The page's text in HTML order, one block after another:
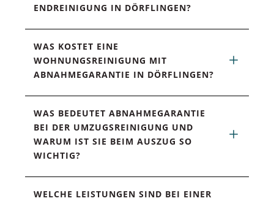
ENDREINIGUNG IN DÖRFLINGEN?
WAS KOSTET EINE
WOHNUNGSREINIGUNG MIT
ABNAHMEGARANTIE IN DÖRFLINGEN?
WAS BEDEUTET ABNAHMEGARANTIE
BEI DER UMZUGSREINIGUNG UND
WARUM IST SIE BEIM AUSZUG SO
WICHTIG?
WELCHE LEISTUNGEN SIND BEI EINER